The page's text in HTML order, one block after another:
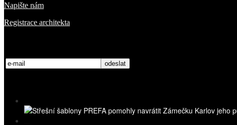
Napište nám
Registrace architekta